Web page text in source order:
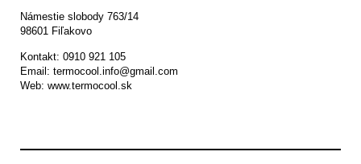
Námestie slobody 763/14
98601 Fiľakovo
Kontakt: 0910 921 105
Email: termocool.info@gmail.com
Web: www.termocool.sk